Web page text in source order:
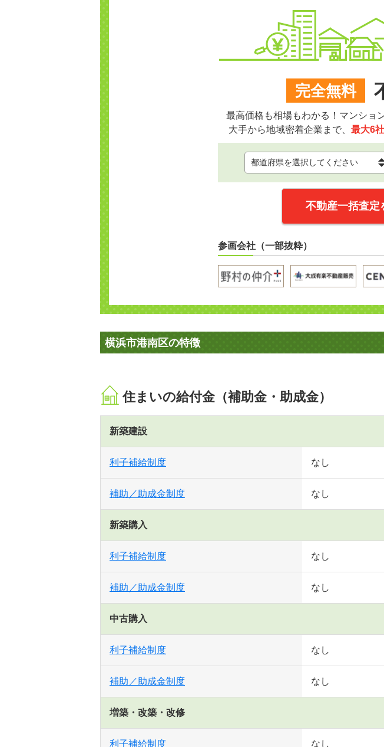
完全無料
最高価格も相場もわかる！マンショ
大手から地域密着企業まで、 最大6社
不動産一括査定
参画会社（一部抜粋）
横浜市港南区の特徴
住まいの給付金（補助金・助成金）
新築建設
利子補給制度 なし
補助／助成金制度 なし
新築購入
利子補給制度 なし
補助／助成金制度 なし
中古購入
利子補給制度 なし
補助／助成金制度 なし
増築・改築・改修
利子補給制度 なし